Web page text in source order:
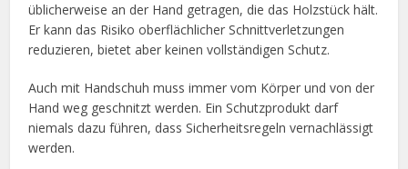
üblicherweise an der Hand getragen, die das Holzstück hält.
Er kann das Risiko oberflächlicher Schnittverletzungen
reduzieren, bietet aber keinen vollständigen Schutz.
Auch mit Handschuh muss immer vom Körper und von der
Hand weg geschnitzt werden. Ein Schutzprodukt darf
niemals dazu führen, dass Sicherheitsregeln vernachlässigt
werden.